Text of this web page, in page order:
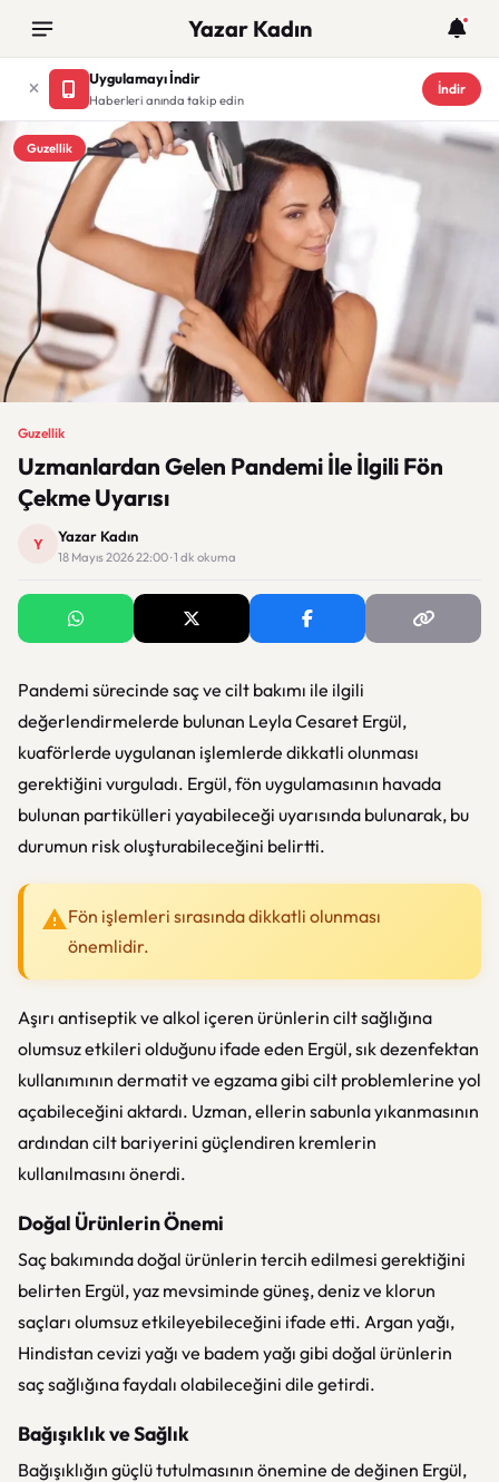
Yazar Kadın
Uygulamayı İndir
Haberleri anında takip edin
İndir
Guzellik
Guzellik
Uzmanlardan Gelen Pandemi İle İlgili Fön
Çekme Uyarısı
Y Yazar Kadın
18 Mayıs 2026 22:00 · 1 dk okuma
Pandemi sürecinde saç ve cilt bakımı ile ilgili
değerlendirmelerde bulunan Leyla Cesaret Ergül,
kuaförlerde uygulanan işlemlerde dikkatli olunması
gerektiğini vurguladı. Ergül, fön uygulamasının havada
bulunan partikülleri yayabileceği uyarısında bulunarak, bu
durumun risk oluşturabileceğini belirtti.
Fön işlemleri sırasında dikkatli olunması
önemlidir.
Aşırı antiseptik ve alkol içeren ürünlerin cilt sağlığına
olumsuz etkileri olduğunu ifade eden Ergül, sık dezenfektan
kullanımının dermatit ve egzama gibi cilt problemlerine yol
açabileceğini aktardı. Uzman, ellerin sabunla yıkanmasının
ardından cilt bariyerini güçlendiren kremlerin
kullanılmasını önerdi.
Doğal Ürünlerin Önemi
Saç bakımında doğal ürünlerin tercih edilmesi gerektiğini
belirten Ergül, yaz mevsiminde güneş, deniz ve klorun
saçları olumsuz etkileyebileceğini ifade etti. Argan yağı,
Hindistan cevizi yağı ve badem yağı gibi doğal ürünlerin
saç sağlığına faydalı olabileceğini dile getirdi.
Bağışıklık ve Sağlık
Bağışıklığın güçlü tutulmasının önemine de değinen Ergül,